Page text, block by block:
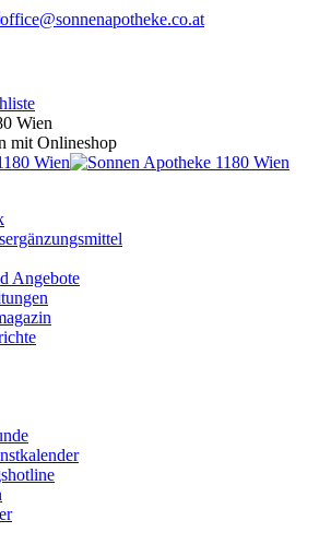
office@sonnenapotheke.co.at
Wien
mit Onlineshop
Angebote